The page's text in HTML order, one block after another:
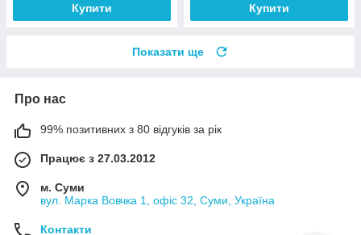
Купити Купити
Показати ще
Про нас
99% позитивних з 80 відгуків за рік
Працює з 27.03.2012
м. Суми
вул. Марка Вовчка 1, офіс 32, Суми, Україна
Контакти